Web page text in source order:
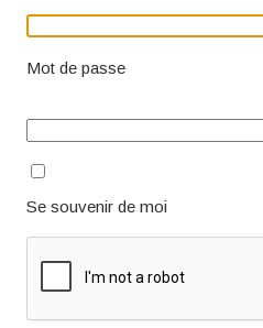
Mot de passe
Se souvenir de moi